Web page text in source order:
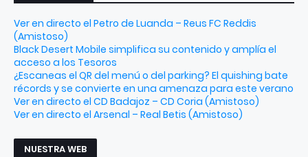
Ver en directo el Petro de Luanda – Reus FC Reddis
(Amistoso)
Black Desert Mobile simplifica su contenido y amplía el
acceso a los Tesoros
¿Escaneas el QR del menú o del parking? El quishing bate
récords y se convierte en una amenaza para este verano
Ver en directo el CD Badajoz – CD Coria (Amistoso)
Ver en directo el Arsenal – Real Betis (Amistoso)
NUESTRA WEB